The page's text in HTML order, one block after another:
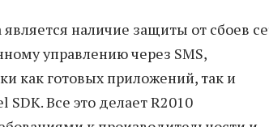
наличие защиты от сбоев
управлению через SMS,
как готовых приложений, так и
Все это делает R2010